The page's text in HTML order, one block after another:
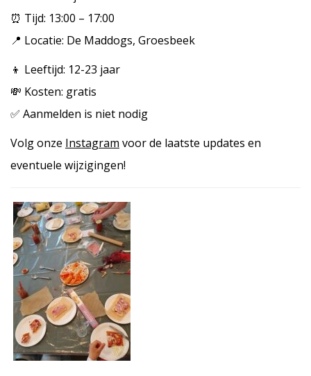
⏰ Tijd: 13:00 – 17:00
📍 Locatie: De Maddogs, Groesbeek
👦 Leeftijd: 12-23 jaar
💸 Kosten: gratis
✅ Aanmelden is niet nodig
Volg onze Instagram voor de laatste updates en
eventuele wijzigingen!